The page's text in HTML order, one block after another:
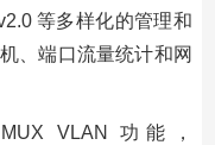
等多样化的管理和
、端口流量统计和网
VLAN 功能，